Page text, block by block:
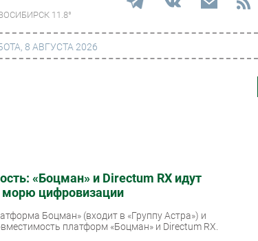
11.8°
Инновации
CIO/Управление ИТ
Гаджеты
8 АВГУСТА 2026
«Боцман» и Directum RX идут
морю цифровизации
Боцман» (входит в «Группу Астра») и
платформ «Боцман» и Directum RX.